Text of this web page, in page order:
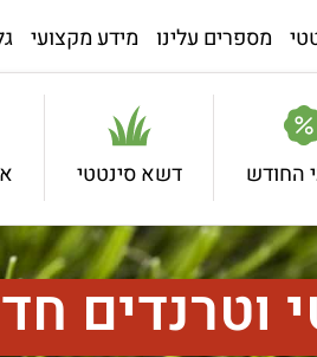
מספרים עלינו מידע מקצועי
החודש דשא סינטטי
וטרנדים